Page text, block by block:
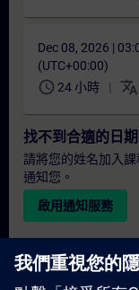
Dec 08, 2026 |
(UTC+00:00)
schedule 24 小時 translate
找不到合適的日
請將您的姓名加入
通知您。
啟用通知服務
個人化報價